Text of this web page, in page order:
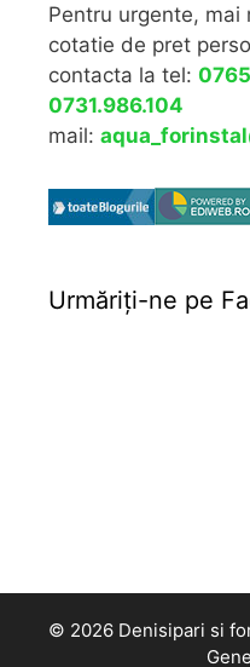
Pentru urgente, mai
cotatie de pret
contacta la tel:
0731.986.104
mail:
Urmăriţi-ne pe
© 2026 Denisipari si